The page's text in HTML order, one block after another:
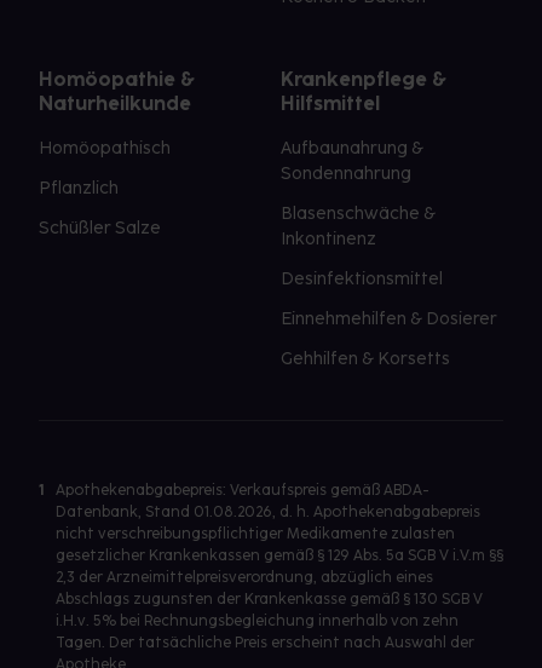
Homöopathie &
Naturheilkunde
Homöopathisch
Pflanzlich
Schüßler Salze
Krankenpflege &
Hilfsmittel
Aufbaunahrung &
Sondennahrung
Blasenschwäche &
Inkontinenz
Desinfektionsmittel
Einnehmehilfen & Dosierer
Gehhilfen & Korsetts
1
Apothekenabgabepreis: Verkaufspreis gemäß ABDA-
Datenbank, Stand 01.08.2026, d. h. Apothekenabgabepreis
nicht verschreibungspflichtiger Medikamente zulasten
gesetzlicher Krankenkassen gemäß § 129 Abs. 5a SGB V i.V.m §§
2,3 der Arzneimittelpreisverordnung, abzüglich eines
Abschlags zugunsten der Krankenkasse gemäß § 130 SGB V
i.H.v. 5% bei Rechnungsbegleichung innerhalb von zehn
Tagen. Der tatsächliche Preis erscheint nach Auswahl der